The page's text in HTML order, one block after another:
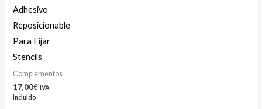
Adhesivo
Reposicionable
Para Fijar
Stencils
Complementos
17,00€ IVA
incluido